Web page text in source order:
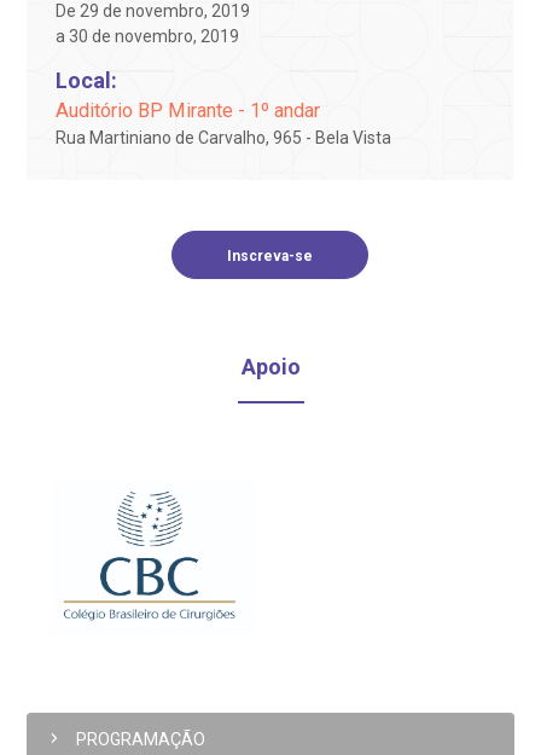
Endereço:
R. Colômbia, 332
CEP: 01438-000 | Jardim Paulista
São Paulo - SP
de órgãos
De 29 de novembro, 2019
a 30 de novembro, 2019
Local:
Auditório BP Mirante - 1º andar
Rua Martiniano de Carvalho, 965 - Bela Vista
Inscreva-se
Apoio
PROGRAMAÇÃO